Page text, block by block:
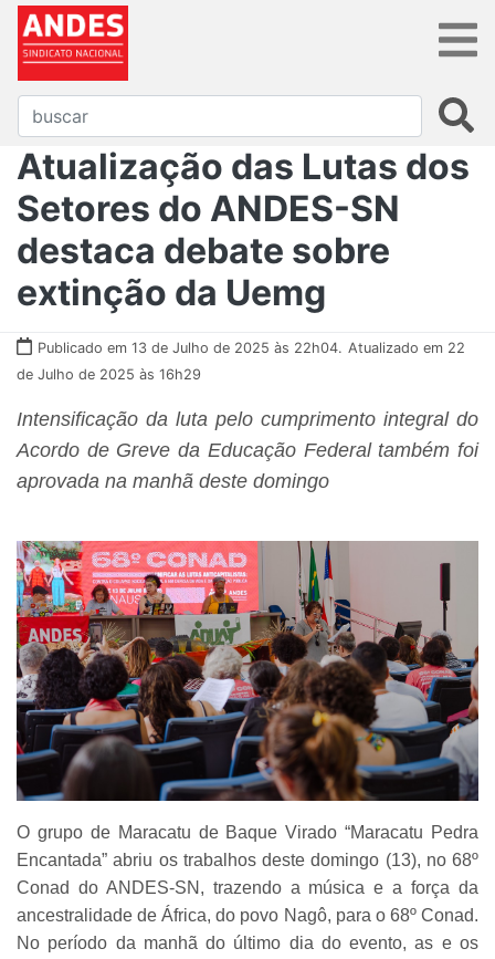
Atualização das Lutas dos
Setores do ANDES-SN
destaca debate sobre
extinção da Uemg
Publicado em 13 de Julho de 2025 às 22h04. Atualizado em 22
de Julho de 2025 às 16h29
Intensificação da luta pelo cumprimento integral do
Acordo de Greve da Educação Federal também foi
aprovada na manhã deste domingo
O grupo de Maracatu de Baque Virado “Maracatu Pedra
Encantada” abriu os trabalhos deste domingo (13), no 68º
Conad do ANDES-SN, trazendo a música e a força da
ancestralidade de África, do povo Nagô, para o 68º Conad.
No período da manhã do último dia do evento, as e os